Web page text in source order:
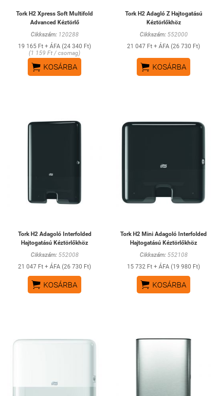
Tork H2 Xpress Soft Multifold
Advanced Kéztörlő
Cikkszám:120288
19 165 Ft + ÁFA (24 340 Ft)
(1 159 Ft / csomag)
 KOSÁRBA
Tork H2 Adagló Z Hajtogatású
Kéztörlőkhöz
Cikkszám:552000
21 047 Ft + ÁFA (26 730 Ft)
 KOSÁRBA
Tork H2 Adagoló Interfolded
Hajtogatású Kéztörlőkhöz
Cikkszám:552008
21 047 Ft + ÁFA (26 730 Ft)
 KOSÁRBA
Tork H2 Mini Adagoló Interfolded
Hajtogatású Kéztörlőkhöz
Cikkszám:552108
15 732 Ft + ÁFA (19 980 Ft)
 KOSÁRBA